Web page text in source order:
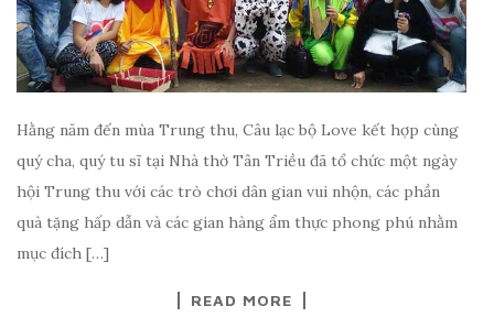
Hằng năm đến mùa Trung thu, Câu lạc bộ Love kết hợp cùng
quý cha, quý tu sĩ tại Nhà thờ Tân Triều đã tổ chức một ngày
hội Trung thu với các trò chơi dân gian vui nhộn, các phần
quà tặng hấp dẫn và các gian hàng ẩm thực phong phú nhằm
mục đích […]
READ MORE